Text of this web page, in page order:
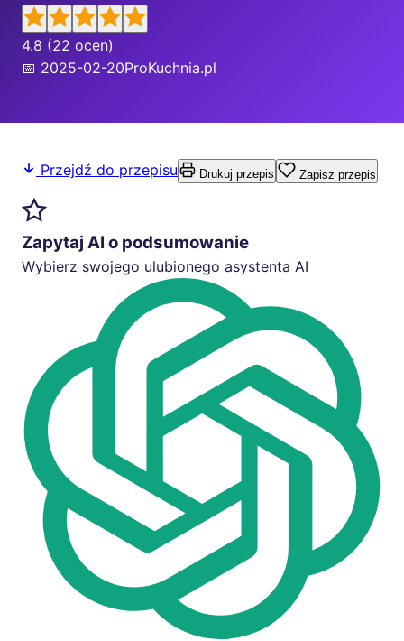
4.8 (22 ocen)
📅 2025-02-20ProKuchnia.pl
Przejdź do przepisu Drukuj przepis Zapisz przepis
Zapytaj AI o podsumowanie
Wybierz swojego ulubionego asystenta AI